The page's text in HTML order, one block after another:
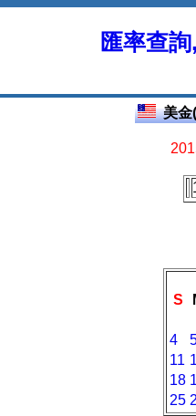
匯率查
美金
S
4
11
18
25